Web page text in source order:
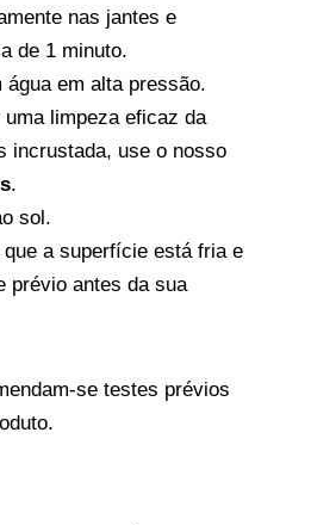
nas jantes e
de 1 minuto.
água em alta pressão.
uma limpeza eficaz da
incrustada, use o nosso
.
sol.
a superfície está fria e
prévio antes da sua
se testes prévios